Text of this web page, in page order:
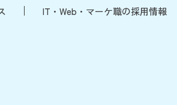
IT・Web・マーケ職の採用情報